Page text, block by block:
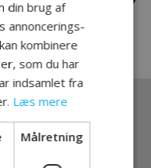
din brug af
annoncerings-
kombinere
som du har
indsamlet fra
Læs mere
Målretning